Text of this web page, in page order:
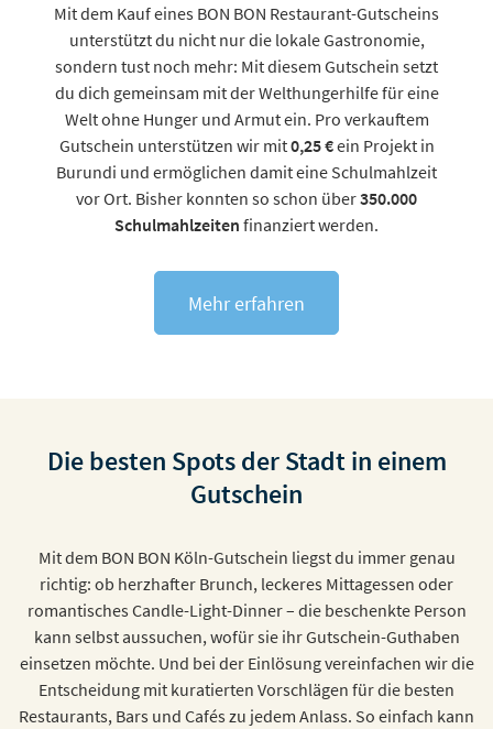
Mit dem Kauf eines BON BON Restaurant-Gutscheins
unterstützt du nicht nur die lokale Gastronomie,
sondern tust noch mehr: Mit diesem Gutschein setzt
du dich gemeinsam mit der Welthungerhilfe für eine
Welt ohne Hunger und Armut ein. Pro verkauftem
Gutschein unterstützen wir mit0,25 €ein Projekt in
Burundi und ermöglichen damit eine Schulmahlzeit
vor Ort. Bisher konnten so schon über350.000
Schulmahlzeiten finanziert werden.
Mehr erfahren
Die besten Spots der Stadt in einem
Gutschein
Mit dem BON BON Köln-Gutschein liegst du immer genau
richtig: ob herzhafter Brunch, leckeres Mittagessen oder
romantisches Candle-Light-Dinner – die beschenkte Person
kann selbst aussuchen, wofür sie ihr Gutschein-Guthaben
einsetzen möchte. Und bei der Einlösung vereinfachen wir die
Entscheidung mit kuratierten Vorschlägen für die besten
Restaurants, Bars und Cafés zu jedem Anlass. So einfach kann